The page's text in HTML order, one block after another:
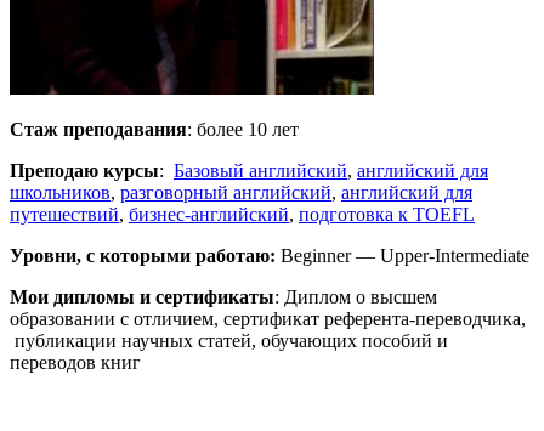
Стаж преподавания: более 10 лет
Преподаю курсы: Базовый английский, английский для
школьников, разговорный английский, английский для
путешествий, бизнес-английский, подготовка к TOEFL
Уровни, с которыми работаю: Beginner — Upper-Intermediate
Мои дипломы и сертификаты: Диплом о высшем
образовании с отличием, сертификат референта-переводчика,
публикации научных статей, обучающих пособий и
переводов книг